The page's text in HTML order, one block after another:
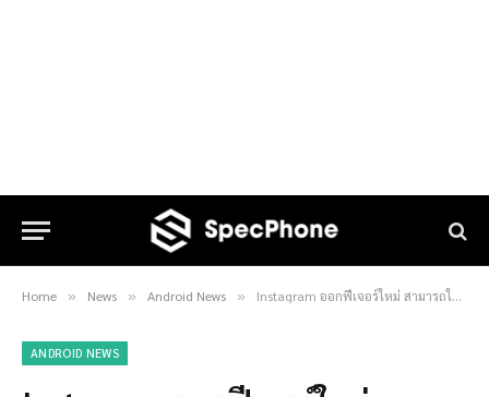
Home » News » Android News » Instagram ออกฟีเจอร์ใหม่ สามารถใช้งานแบบออฟไลน์ได้แล้วจ้า!!
ANDROID NEWS